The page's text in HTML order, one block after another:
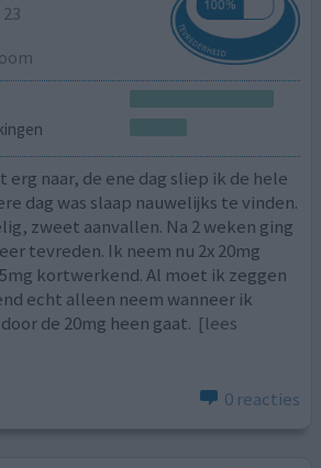
erg naar, de ene dag sliep ik de hele
dag was slaap nauwelijks te vinden.
zweet aanvallen. Na 2 weken ging
tevreden. Ik neem nu 2x 20mg
kortwerkend. Al moet ik zeggen
echt alleen neem wanneer ik
de 20mg heen gaat. [lees
0 reacties